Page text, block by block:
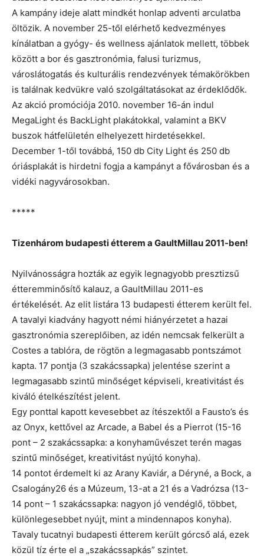
A kampány ideje alatt mindkét honlap adventi arculatba
öltözik. A november 25-től elérhető kedvezményes
kínálatban a gyógy- és wellness ajánlatok mellett, többek
között a bor és gasztronómia, falusi turizmus,
városlátogatás és kulturális rendezvények témakörökben
is találnak kedvükre való szolgáltatásokat az érdeklődők.
Az akció promóciója 2010. november 16-án indul
MegaLight és BackLight plakátokkal, valamint a BKV
buszok hátfelületén elhelyezett hirdetésekkel.
December 1-től továbbá, 150 db City Light és 250 db
óriásplakát is hirdetni fogja a kampányt a fővárosban és a
vidéki nagyvárosokban.
*****
Tizenhárom budapesti étterem a GaultMillau 2011-ben!
Nyilvánosságra hozták az egyik legnagyobb presztizsű
étteremminősítő kalauz, a GaultMillau 2011-es
értékelését. Az elit listára 13 budapesti étterem került fel.
A tavalyi kiadvány hagyott némi hiányérzetet a hazai
gasztronómia szereplőiben, az idén nemcsak felkerült a
Costes a tablóra, de rögtön a legmagasabb pontszámot
kapta. 17 pontja (3 szakácssapka) jelentése szerint a
legmagasabb szintű minőséget képviseli, kreativitást és
kiváló ételkészítést jelent.
Egy ponttal kapott kevesebbet az ítészektől a Fausto’s és
az Onyx, kettővel az Arcade, a Babel és a Pierrot (15-16
pont – 2 szakácssapka: a konyhaművészet terén magas
szintű minőséget, kreativitást nyújtó konyha).
14 pontot érdemelt ki az Arany Kaviár, a Déryné, a Bock, a
Csalogány26 és a Múzeum, 13-at a 21 és a Vadrózsa (13-
14 pont – 1 szakácssapka: nagyon jó vendéglő, többet,
különlegesebbet nyújt, mint a mindennapos konyha).
Tavaly tucatnyi budapesti étterem került górcső alá, ezek
közül tíz érte el a „szakácssapkás” szintet.